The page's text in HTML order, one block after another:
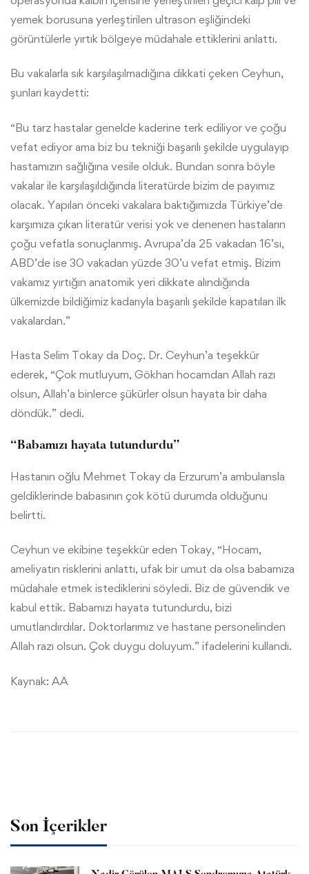
yemek borusuna yerleştirilen ultrason eşliğindeki
görüntülerle yırtık bölgeye müdahale ettiklerini anlattı.
Bu vakalarla sık karşılaşılmadığına dikkati çeken Ceyhun,
şunları kaydetti:
“Bu tarz hastalar genelde kaderine terk ediliyor ve çoğu
vefat ediyor ama biz bu tekniği başarılı şekilde uygulayıp
hastamızın sağlığına vesile olduk. Bundan sonra böyle
vakalar ile karşılaşıldığında literatürde bizim de payımız
olacak. Yapılan önceki vakalara baktığımızda Türkiye’de
karşımıza çıkan literatür verisi yok ve denenen hastaların
çoğu vefatla sonuçlanmış. Avrupa’da 25 vakadan 16’sı,
ABD’de ise 30 vakadan yüzde 30’u vefat etmiş. Bizim
vakamız yırtığın anatomik yeri dikkate alındığında
ülkemizde bildiğimiz kadarıyla başarılı şekilde kapatılan ilk
vakalardan.”
Hasta Selim Tokay da Doç. Dr. Ceyhun’a teşekkür
ederek, “Çok mutluyum, Gökhan hocamdan Allah razı
olsun, Allah’a binlerce şükürler olsun hayata bir daha
döndük.” dedi.
“Babamızı hayata tutundurdu”
Hastanın oğlu Mehmet Tokay da Erzurum’a ambulansla
geldiklerinde babasının çok kötü durumda olduğunu
belirtti.
Ceyhun ve ekibine teşekkür eden Tokay, “Hocam,
ameliyatın risklerini anlattı, ufak bir umut da olsa babamıza
müdahale etmek istediklerini söyledi. Biz de güvendik ve
kabul ettik. Babamızı hayata tutundurdu, bizi
umutlandırdılar. Doktorlarımız ve hastane personelinden
Allah razı olsun. Çok duygu doluyum.” ifadelerini kullandı.
Kaynak: AA
Son İçerikler